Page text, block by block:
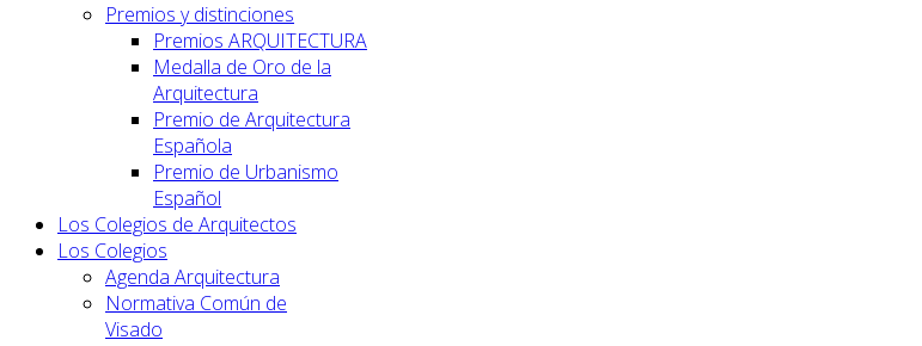
Premios y distinciones
Premios ARQUITECTURA
Medalla de Oro de la
Arquitectura
Premio de Arquitectura
Española
Premio de Urbanismo
Español
Los Colegios de Arquitectos
Los Colegios
Agenda Arquitectura
Normativa Común de
Visado